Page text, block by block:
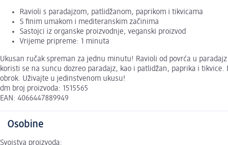
Ravioli s paradajzom, patlidžanom, paprikom i tikvicama
S finim umakom i mediteranskim začinima
Sastojci iz organske proizvodnje, veganski proizvod
Vrijeme pripreme: 1 minuta
Ukusan ručak spreman za jednu minutu! Ravioli od povrća u
koristi se na suncu dozreo paradajz, kao i patlidžan, paprika i
obrok. Uživajte u jedinstvenom ukusu!
dm broj proizvoda: 1515565
EAN: 4066447889949
Osobine
Svojstva proizvoda: